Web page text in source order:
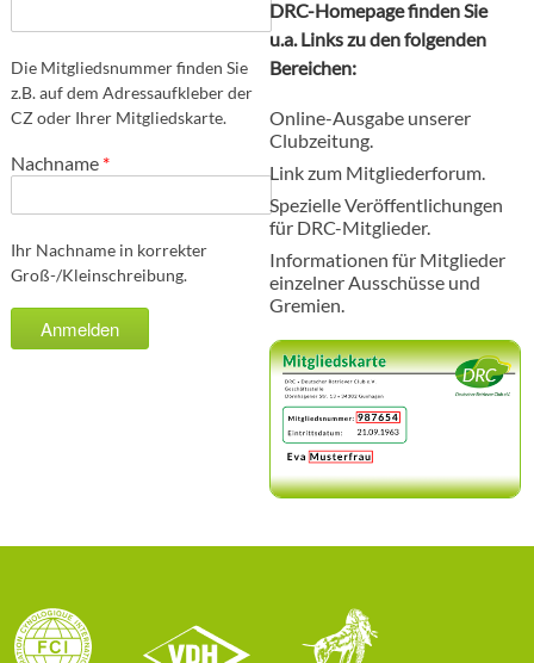
Die Mitgliedsnummer finden Sie
z.B. auf dem Adressaufkleber der
CZ oder Ihrer Mitgliedskarte.
Nachname *
Ihr Nachname in korrekter
Groß-/Kleinschreibung.
DRC-Homepage finden Sie
u.a. Links zu den folgenden
Bereichen:
Online-Ausgabe unserer
Clubzeitung.
Link zum Mitgliederforum.
Spezielle Veröffentlichungen
für DRC-Mitglieder.
Informationen für Mitglieder
einzelner Ausschüsse und
Gremien.